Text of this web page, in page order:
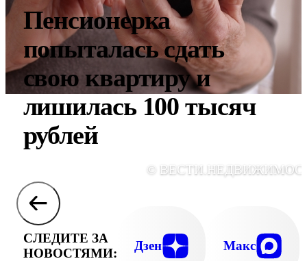
Пенсионерка
попыталась сдать
свою квартиру и
лишилась 100 тысяч
рублей
©
СЛЕДИТЕ ЗА
НОВОСТЯМИ:
Дзен Макс